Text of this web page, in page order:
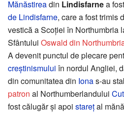
Mănăstireadin Lindisfarnea
de Lindisfarne, care a fost trimis
vestică a Scoţiei în Northumbria
Sfântului Oswald din
A devenit punctul de plecare
creştinismului în nordul Angliei,
din comunitatea din Ionas-au
patron al Northumberlandului
fost călugăr şi apoi stareţal